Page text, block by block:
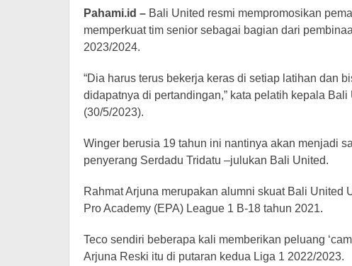
Pahami.id – Bali United resmi mempromosikan
memperkuat tim senior sebagai bagian dari
2023/2024.
“Dia harus terus bekerja keras di setiap latihan dan
didapatnya di pertandingan,” kata pelatih kepala
(30/5/2023).
Winger berusia 19 tahun ini nantinya akan menjadi
penyerang Serdadu Tridatu –julukan Bali United.
Rahmat Arjuna merupakan alumni skuat Bali United
Pro Academy (EPA) League 1 B-18 tahun 2021.
Teco sendiri beberapa kali memberikan peluang
Arjuna Reski itu di putaran kedua Liga 1 2022/2023.